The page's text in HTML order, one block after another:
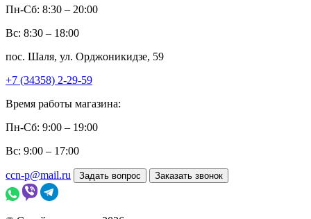
Пн-Сб: 8:30 – 20:00
Вс: 8:30 – 18:00
пос. Шаля, ул. Орджоникидзе, 59
+7 (34358) 2-29-59
Время работы магазина:
Пн-Сб: 9:00 – 19:00
Вс: 9:00 – 17:00
ccn-p@mail.ru Задать вопрос Заказать звонок